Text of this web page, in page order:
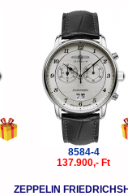
8584-4
137.900,- Ft
ZEPPELIN